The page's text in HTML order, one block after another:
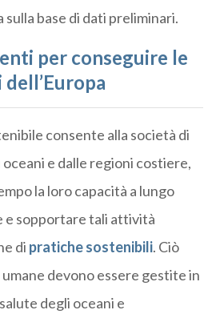
base di dati preliminari.
per conseguire le
consente alla società di
e dalle regioni costiere,
la loro capacità a lungo
e sopportare tali attività
di pratiche sostenibili. Ciò
devono essere gestite in
degli oceani e